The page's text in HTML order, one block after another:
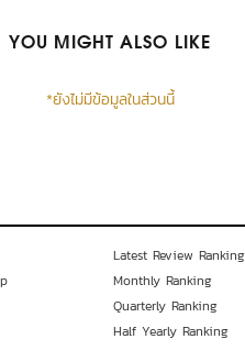
YOU MIGHT ALSO LIKE
*ยังไม่มีข้อมูลในส่วนนี้
Latest Review Ranking
Monthly Ranking
Quarterly Ranking
Half Yearly Ranking